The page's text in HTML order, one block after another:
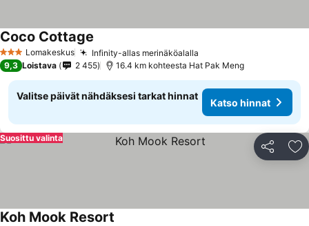
3 Tähtiluokitus
Lomakeskus Infinity-allas merinäköalalla
Coco Cottage
9,3 Loistava 2 455 16.4 km kohteesta Hat Pak Meng
Valitse päivät nähdäksesi tarkat hinnat
Katso hinnat
Jaa
Suosittu valinta
Koh Mook Resort